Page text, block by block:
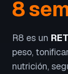
8
R8 es un
peso,
nutrición,